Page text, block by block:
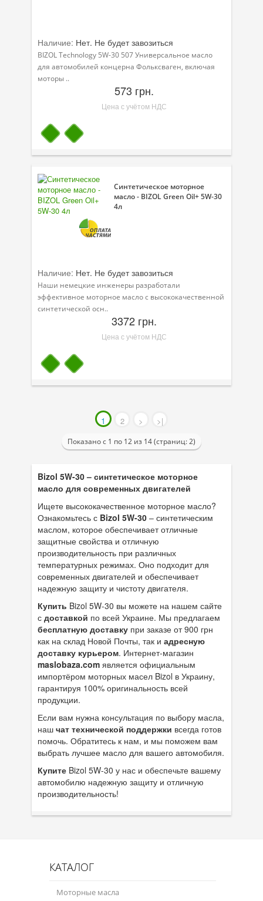
Наличие: Нет. Не будет завозиться
BIZOL Technology 5W-30 507 Универсальное масло
для автомобилей концерна Фольксваген, включая
моторы ..
573 грн.
Цена с учётом НДС
Синтетическое моторное
масло - BIZOL Green Oil+ 5W-30
4л
Наличие: Нет. Не будет завозиться
Наши немецкие инженеры разработали
эффективное моторное масло с высококачественной
синтетической осн..
3372 грн.
Цена с учётом НДС
1 2 > >|
Показано с 1 по 12 из 14 (страниц: 2)
Bizol 5W-30 – синтетическое моторное
масло для современных двигателей
Ищете высококачественное моторное масло?
Ознакомьтесь с Bizol 5W-30 – синтетическим
маслом, которое обеспечивает отличные
защитные свойства и отличную
производительность при различных
температурных режимах. Оно подходит для
современных двигателей и обеспечивает
надежную защиту и чистоту двигателя.
Купить Bizol 5W-30 вы можете на нашем сайте
с доставкой по всей Украине. Мы предлагаем
бесплатную доставку при заказе от 900 грн
как на склад Новой Почты, так и адресную
доставку курьером. Интернет-магазин
maslobaza.com является официальным
импортёром моторных масел Bizol в Украину,
гарантируя 100% оригинальность всей
продукции.
Если вам нужна консультация по выбору масла,
наш чат технической поддержки всегда готов
помочь. Обратитесь к нам, и мы поможем вам
выбрать лучшее масло для вашего автомобиля.
Купите Bizol 5W-30 у нас и обеспечьте вашему
автомобилю надежную защиту и отличную
производительность!
КАТАЛОГ
Моторные масла